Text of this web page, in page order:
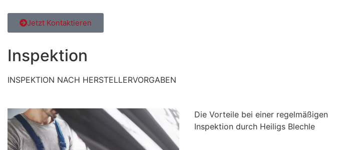
Jetzt Kontaktieren
Inspektion
INSPEKTION NACH HERSTELLERVORGABEN
Die Vorteile bei einer regelmäßigen
Inspektion durch Heiligs Blechle